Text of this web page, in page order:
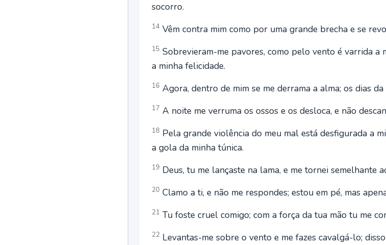
socorro.
14 Vêm contra mim como por uma grande brecha e se
15 Sobrevieram-me pavores, como pelo vento é varrida a
a minha felicidade.
16 Agora, dentro de mim se me derrama a alma; os dias
17 A noite me verruma os ossos e os desloca, e não
18 Pela grande violência do meu mal está desfigurada a
a gola da minha túnica.
19 Deus, tu me lançaste na lama, e me tornei semelhante
20 Clamo a ti, e não me respondes; estou em pé, mas
21 Tu foste cruel comigo; com a força da tua mão tu me
22 Levantas-me sobre o vento e me fazes cavalgá-lo;